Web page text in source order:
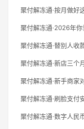
聚付解冻通·按月做好
聚付解冻通·2026年
聚付解冻通·替别人收
聚付解冻通·新店三个
聚付解冻通·新手商家
聚付解冻通·刷脸支付
聚付解冻通·数字人民